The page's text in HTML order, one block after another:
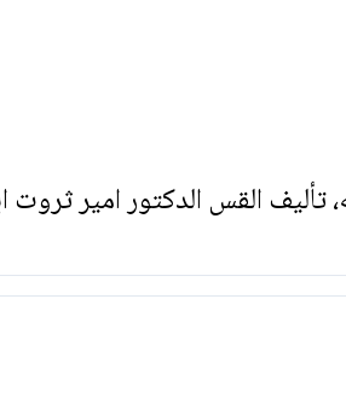
القس الدكتور امير ثروت